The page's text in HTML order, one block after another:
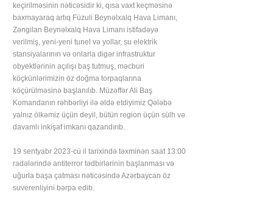
keçirilməsinin nəticəsidir ki, qısa vaxt keçməsinə
baxmayaraq artıq Füzuli Beynəlxalq Hava Limanı,
Zəngilan Beynəlxalq Hava Limanı istifadəyə
verilmiş, yeni-yeni tunel və yollar, su elektrik
stansiyalarının və onlarla digər infrastruktur
obyektlərinin açılışı baş tutmuş, məcburi
köçkünlərimizin öz doğma torpaqlarına
köçürülməsinə başlanılıb. Müzəffər Ali Baş
Komandanın rəhbərliyi ilə əldə etdiyimiz Qələbə
yalnız ölkəmiz üçün deyil, bütün region üçün sülh və
davamlı inkişaf imkanı qazandırıb.
19 sentyabr 2023-cü il tarixində təxminən saat 13:00
radələrində antiterror tədbirlərinin başlanması və
uğurla başa çatması nəticəsində Azərbaycan öz
suverenliyini bərpa edib.